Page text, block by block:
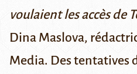
voulaient les accès de
Dina Maslova,
Media. Des tentatives